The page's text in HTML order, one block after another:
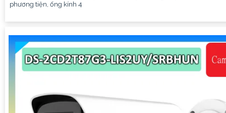
phương tiện, ống kính 4